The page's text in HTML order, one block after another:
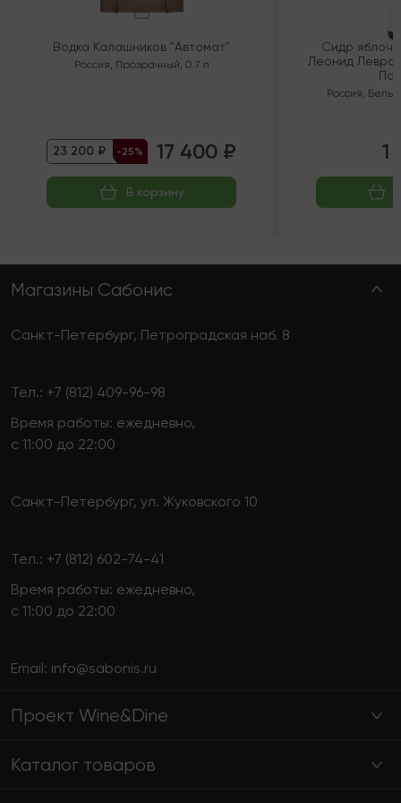
Водка Калашников "Автомат"
Россия, Прозрачный, 0.7 л
23 200 ₽ -25% 17 400 ₽
В корзину
Сидр
Леонид
Россия, Белый
1
Магазины Сабонис
Санкт-Петербург, Петроградская наб. 8
Тел.: +7 (812) 409-96-98
Время работы: ежедневно,
с 11:00 до 22:00
Санкт-Петербург, ул. Жуковского 10
Тел.: +7 (812) 602-74-41
Время работы: ежедневно,
с 11:00 до 22:00
Email: info@sabonis.ru
Проект Wine&Dine
Каталог товаров